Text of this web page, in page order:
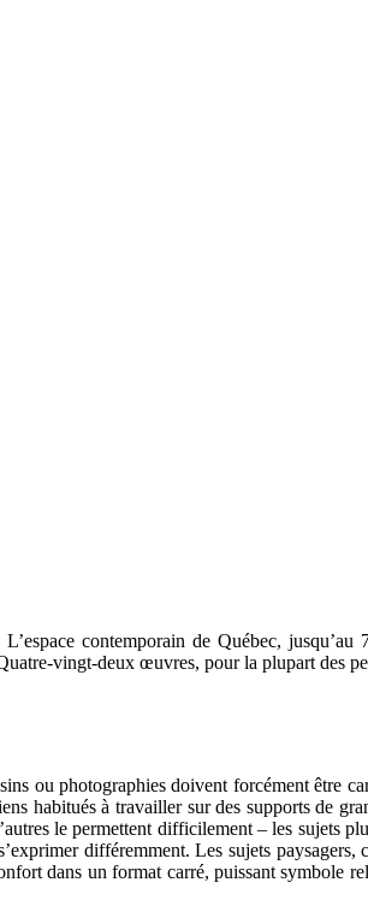
contemporain de Québec,
vingt-deux œuvres, pour la plupart des
ou photographies doivent forcément
habitués à travailler sur des supports de
le permettent difficilement – les sujets
différemment. Les sujets
dans un format carré, puissant symbole